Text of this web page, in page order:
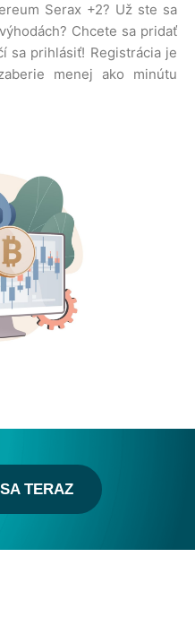
Serax +2? Už ste sa
Chcete sa pridať
sa prihlásiť! Registrácia je
menej ako minútu
TERAZ